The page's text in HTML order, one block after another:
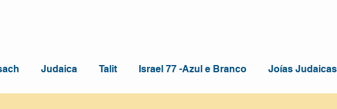
Judaica Talit Israel 77 -Azul e Branco Joías Judaicas